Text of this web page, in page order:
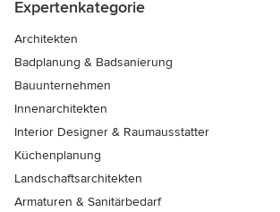
Expertenkategorie
Architekten
Badplanung & Badsanierung
Bauunternehmen
Innenarchitekten
Interior Designer & Raumausstatter
Küchenplanung
Landschaftsarchitekten
Armaturen & Sanitärbedarf